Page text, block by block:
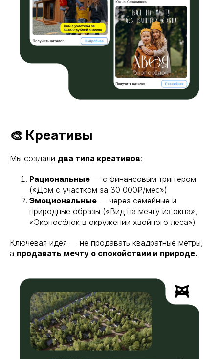
🎨 Креативы
Мы создали два типа креативов:
Рациональные — с финансовым триггером
(«Дом с участком за 30 000₽/мес»)
Эмоциональные — через семейные и
природные образы («Вид на мечту из окна»,
«Экопосёлок в окружении хвойного леса»)
Ключевая идея — не продавать квадратные метры,
а продавать мечту о спокойствии и природе.